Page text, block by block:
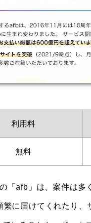
利用料
無料
「afb」は、案件は
に届けてくれたり